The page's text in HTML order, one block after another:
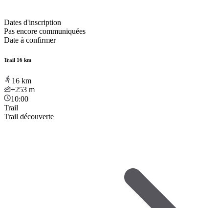
Dates d'inscription
Pas encore communiquées
Date à confirmer
Trail 16 km
16 km
+253 m
10:00
Trail
Trail découverte